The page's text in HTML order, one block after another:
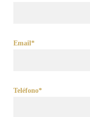
Email*
Teléfono*